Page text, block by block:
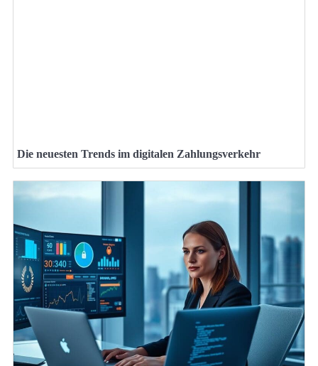
Die neuesten Trends im digitalen Zahlungsverkehr